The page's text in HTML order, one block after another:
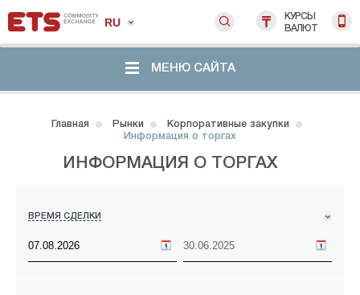
RU
КУРСЫ
ВАЛЮТ
МЕНЮ САЙТА
Главная Рынки
Корпоративные закупки
Информация о торгах
ИНФОРМАЦИЯ О ТОРГАХ
ВРЕМЯ СДЕЛКИ